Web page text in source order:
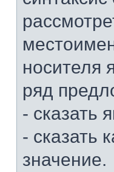
носителя
ряд
- сказать
- сказать
значение.